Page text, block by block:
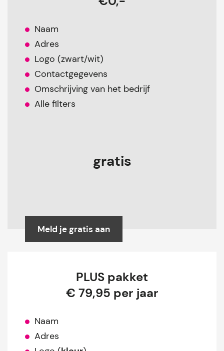
Naam
Adres
Logo (zwart/wit)
Contactgegevens
Omschrijving van het bedrijf
Alle filters
gratis
Meld je gratis aan
PLUS pakket
€ 79,95 per jaar
Naam
Adres